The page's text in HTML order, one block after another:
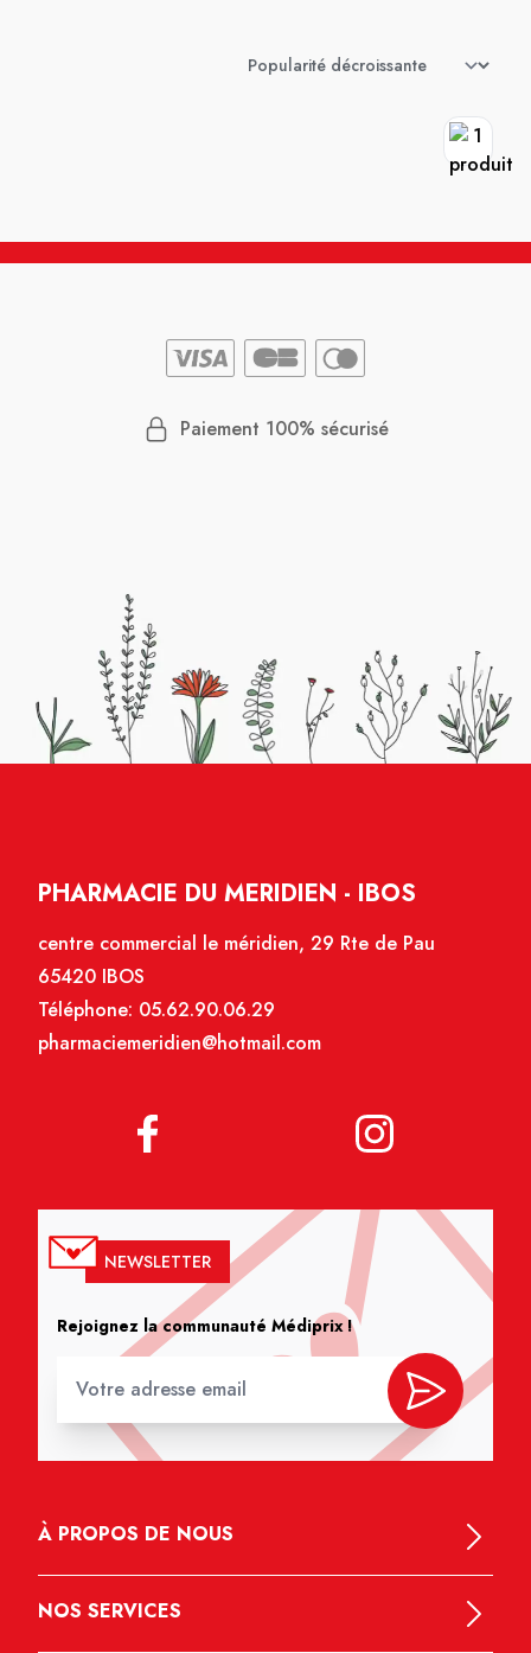
Paiement 100% sécurisé
PHARMACIE DU MERIDIEN - IBOS
centre commercial le méridien, 29 Rte de Pau
65420 IBOS
Téléphone: 05.62.90.06.29
pharmaciemeridien@hotmail.com
NEWSLETTER
Rejoignez la communauté Médiprix !
À PROPOS DE NOUS
NOS SERVICES